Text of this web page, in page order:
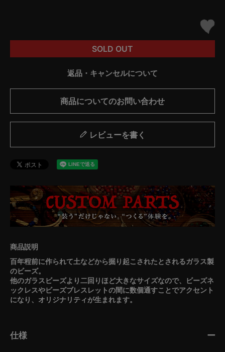
SOLD OUT
返品・キャンセルについて
商品についてのお問い合わせ
レビューを書く
百年程前に作られて土などから掘り起こされたとされるガラス製
のビーズ。
他のガラスビーズより二回りほど大きなサイズなので、ビーズネ
ックレスやビーズブレスレットの間に数個通すことでアクセント
になり、オリジナリティが生まれます。
仕様